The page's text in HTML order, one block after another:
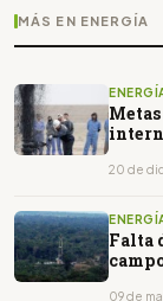
MÁS EN ENERGÍA
20 de
Falta
09 de